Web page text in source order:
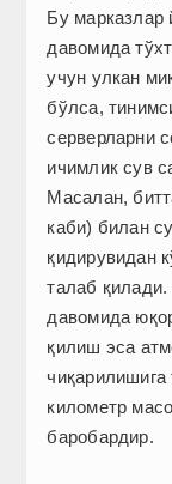
Бу марказлар
давомида
учун улкан
бўлса,
серверларни
ичимлик сув
Масалан,
каби) билан
қидирувидан
талаб
давомида
қилиш эса
чиқарилишига
километр
баробардир.